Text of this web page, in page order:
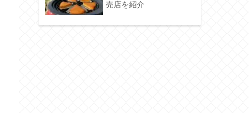
売店を紹介